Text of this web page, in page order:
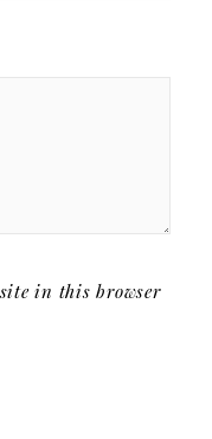
in this browser